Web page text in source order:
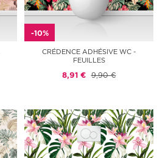
-10%
CRÉDENCE ADHÉSIVE WC -
FEUILLES
8,91 € 9,90 €